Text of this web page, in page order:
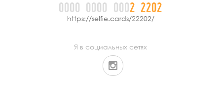
0000 0000 0002 2202
https://selfie.cards/22202/
Я в социальных сетях